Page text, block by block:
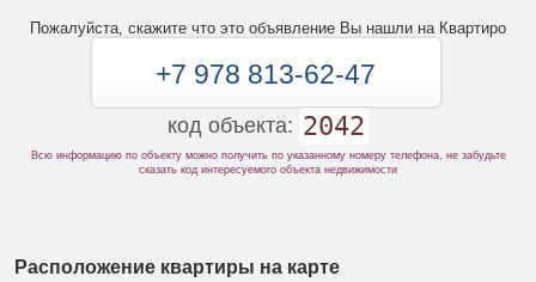
Пожалуйста, скажите что это объявление Вы нашли на Квартиро
+7 978 813-62-47
код объекта: 2042
Всю информацию по объекту можно получить по указанному номеру телефона, не забудьте
сказать код интересуемого объекта недвижимости
Расположение квартиры на карте